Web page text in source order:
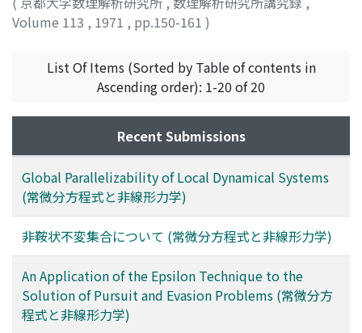
Volume 113 , 1971 , pp.150-161 )
List Of Items (Sorted by Table of contents in
Ascending order): 1-20 of 20
Recent Submissions
Global Parallelizability of Local Dynamical Systems
(常微分方程式と非線形力学)
非鞍状不変集合について (常微分方程式と非線形力学)
An Application of the Epsilon Technique to the
Solution of Pursuit and Evasion Problems (常微分方
程式と非線形力学)